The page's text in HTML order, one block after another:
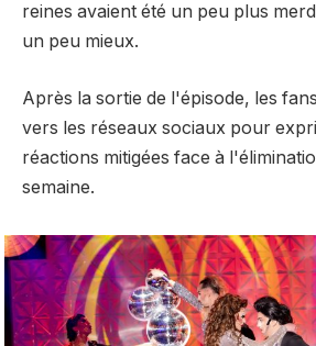
reines avaient été un peu plus
un peu mieux.
Après la sortie de l'épisode, les
vers les réseaux sociaux pour
réactions mitigées face à
semaine.